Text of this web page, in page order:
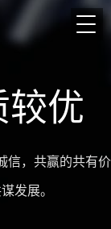
优
信，共赢的共有价
发展。